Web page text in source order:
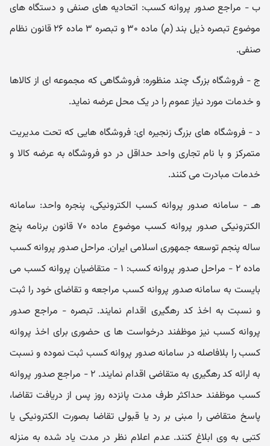
ب - مراجع صدور پروانه کسب: اتحادیه ‏های صنفی و دستگاه‏ های
موضوع تبصره ذیل بند (م) ماده ۳۰ و تبصره ۳ ماده ۲۶ قانون نظام
صنفی.
ج - فروشگاه بزرگ چند منظوره: فروشگاهی که مجموعه ‏ای از کالاها
و خدمات مورد نیاز عموم را در یک محل عرضه نماید.
د - فروشگاه‏ های بزرگ زنجیره‏ ای: فروشگاه‏ هایی که تحت مدیریت
متمرکز و با نام تجاری واحد حداقل در دو فروشگاه به عرضه کالا و
خدمات مبادرت می ‏کنند.
هـ - سامانه صدور پروانه کسب الکترونیکی، پنجره واحد: سامانه
الکترونیکی صدور پروانه کسب موضوع ماده ۷۰ قانون برنامه پنج
ساله پنجم توسعه جمهوری اسلامی ایران. مراحل صدور پروانه کسب
ماده ۲ - مراحل صدور پروانه کسب: ۱ - متقاضیان پروانه کسب می
‏بایست به سامانه صدور پروانه کسب مراجعه و تقاضای خود را ثبت
و نسبت به اخذ کد رهگیری اقدام نمایند. تبصره - مراجع صدور
پروانه کسب نیز موظفند درخواست‏ ها ی حضوری برای اخذ پروانه
کسب را بلافاصله در سامانه صدور پروانه کسب ثبت نموده و نسبت
به ارائه کد رهگیری به متقاضی اقدام نمایند. ۲ - مراجع صدور پروانه
کسب موظفند حداکثر طرف مدت پانزده روز پس از دریافت تقاضا،
پاسخ متقاضی را مبنی بر رد یا قبولی تقاضا بصورت الکترونیکی یا
کتبی به وی ابلاغ کنند. عدم اعلام نظر در مدت یاد شده به منزله